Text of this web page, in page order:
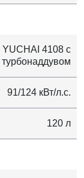
YUCHAI 4108 с
турбонаддувом
91/124 кВт/л.с.
120 л